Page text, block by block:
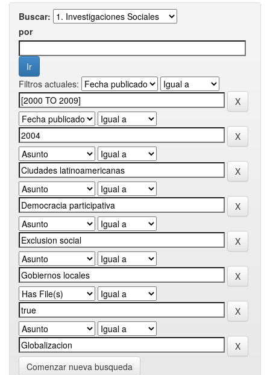
Buscar:
por
Filtros actuales:
Comenzar nueva busqueda